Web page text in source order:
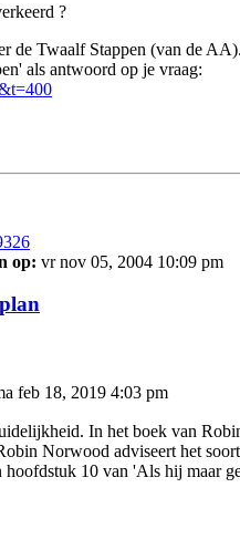
?
de Twaalf Stappen (van de
als antwoord op je vraag:
op: vr nov 05, 2004 10:09 pm
feb 18, 2019 4:03 pm
In het boek van
Norwood adviseert het
hoofdstuk 10 van 'Als hij maar